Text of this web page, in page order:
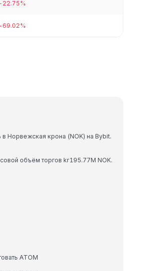
-22.75%
-69.02%
Норвежская крона (NOK) на Bybit.
объём торгов kr195.77M NOK.
ATOM